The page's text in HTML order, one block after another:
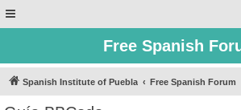
Free Spanish
Spanish Institute of Puebla Free Spanish Forum